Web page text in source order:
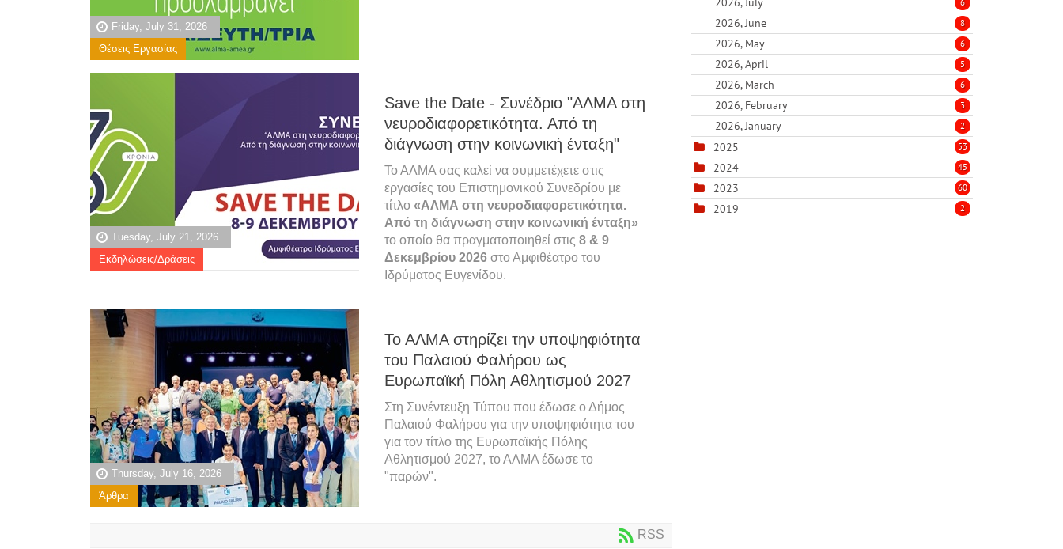
Friday, July 31, 2026
Θέσεις Εργασίας
Tuesday, July 21, 2026
Εκδηλώσεις/Δράσεις
Save the Date - Συνέδριο "ΑΛΜΑ στη
νευροδιαφορετικότητα. Από τη
διάγνωση στην κοινωνική ένταξη"
Το ΑΛΜΑ σας καλεί να συμμετέχετε στις
εργασίες του Επιστημονικού Συνεδρίου με
τίτλο «ΑΛΜΑ στη νευροδιαφορετικότητα.
Από τη διάγνωση στην κοινωνική ένταξη»
το οποίο θα πραγματοποιηθεί στις 8 & 9
Δεκεμβρίου 2026 στο Αμφιθέατρο του
Ιδρύματος Ευγενίδου.
Thursday, July 16, 2026
Άρθρα
Το ΑΛΜΑ στηρίζει την υποψηφιότητα
του Παλαιού Φαλήρου ως
Ευρωπαϊκή Πόλη Αθλητισμού 2027
Στη Συνέντευξη Τύπου που έδωσε ο Δήμος
Παλαιού Φαλήρου για την υποψηφιότητα του
για τον τίτλο της Ευρωπαϊκής Πόλης
Αθλητισμού 2027, το ΑΛΜΑ έδωσε το
"παρών".
RSS
6
2026, June 8
2026, May 6
2026, April 5
2026, March 6
2026, February 3
2026, January 2
2025 53
2024 45
2023 60
2019 2